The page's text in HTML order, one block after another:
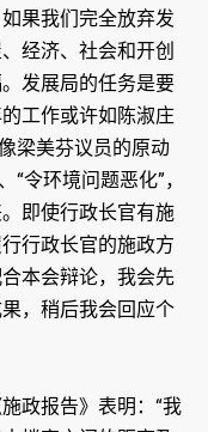
果我们完全放弃发
经济、社会和开创
发展局的任务是要
工作或许如陈淑庄
梁美芬议员的原动
令环境问题恶化”，
即使行政长官有施
行政长官的施政方
本会辩论，我会先
，稍后我会回应个
政报告》表明：“我